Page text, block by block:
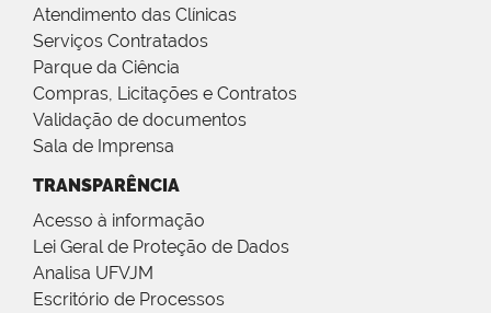
Atendimento das Clínicas
Serviços Contratados
Parque da Ciência
Compras, Licitações e Contratos
Validação de documentos
Sala de Imprensa
TRANSPARÊNCIA
Acesso à informação
Lei Geral de Proteção de Dados
Analisa UFVJM
Escritório de Processos